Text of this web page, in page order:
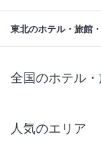
東北のホテル・旅館
全国のホテル
人気のエリア